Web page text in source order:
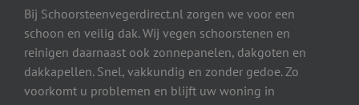
Bij Schoorsteenvegerdirect.nl zorgen we voor een
schoon en veilig dak. Wij vegen schoorstenen en
reinigen daarnaast ook zonnepanelen, dakgoten en
dakkapellen. Snel, vakkundig en zonder gedoe. Zo
voorkomt u problemen en blijft uw woning in